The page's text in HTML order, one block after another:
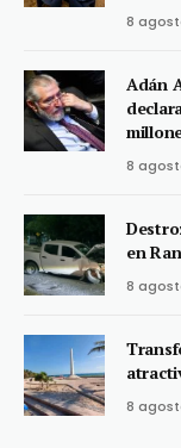
8
Adán
8
en
8
8